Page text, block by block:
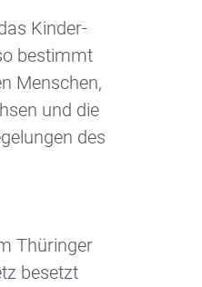
Kinder-
bestimmt
Menschen,
und die
des
Thüringer
besetzt